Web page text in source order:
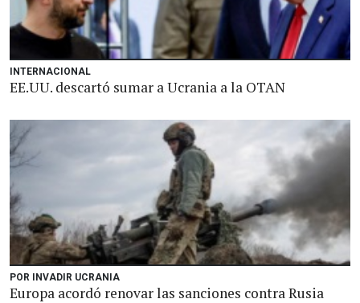
INTERNACIONAL
EE.UU. descartó sumar a Ucrania a la OTAN
POR INVADIR UCRANIA
Europa acordó renovar las sanciones contra Rusia